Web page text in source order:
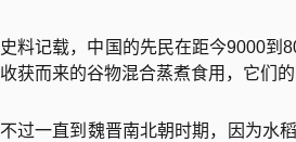
史料记载，中国的先民在距今9000到
收获而来的谷物混合蒸煮食用，它们
不过一直到魏晋南北朝时期，因为水